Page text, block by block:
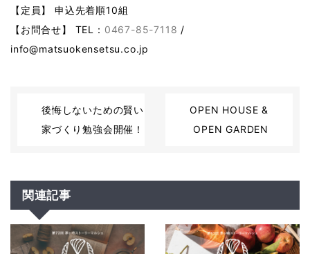
【定員】 申込先着順10組
【お問合せ】 TEL： 0467-85-7118 /
info@matsuokensetsu.co.jp
後悔しないための賢い
家づくり勉強会開催！
OPEN HOUSE &
OPEN GARDEN
関連記事